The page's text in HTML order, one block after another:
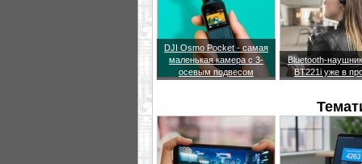
DJI Osmo Pocket - самая
маленькая камера с 3-
осевым подвесом
Bluetooth-
BT221i уже в